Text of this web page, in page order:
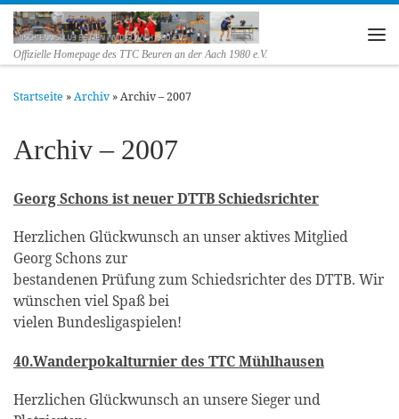
Zum Inhalt springen
Offizielle Homepage des TTC Beuren an der Aach 1980 e.V.
Startseite »Archiv »Archiv – 2007
Archiv – 2007
Georg Schons ist neuer DTTB Schiedsrichter
Herzlichen Glückwunsch an unser aktives Mitglied
Georg Schons zur
bestandenen Prüfung zum Schiedsrichter des DTTB. Wir
wünschen viel Spaß bei
vielen Bundesligaspielen!
40.Wanderpokalturnier des TTC Mühlhausen
Herzlichen Glückwunsch an unsere Sieger und